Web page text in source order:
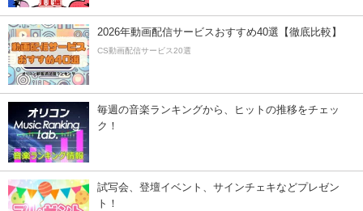
2026年動画配信サービスおすすめ40選【徹底比較】
CS動画配信サービス20選
毎週の音楽ランキングから、ヒットの推移をチェッ
ク！
試写会、登壇イベント、サインチェキなどプレゼン
ト！